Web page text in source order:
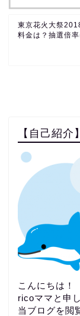
東京花火大祭
料金は？抽選倍率
【自己紹介】
こんにちは！
ricoママと申
当ブログを閲